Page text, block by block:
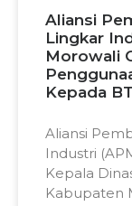
Aliansi
Lingkar
Morowali
Kepada
Aliansi
Industri
Kepala
Kabupaten